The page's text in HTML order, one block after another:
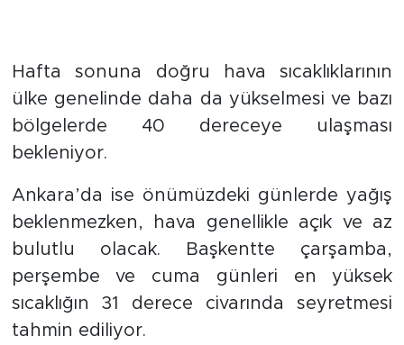
Hafta sonuna doğru hava sıcaklıklarının
ülke genelinde daha da yükselmesi ve bazı
bölgelerde 40 dereceye ulaşması
bekleniyor.
Ankara’da ise önümüzdeki günlerde yağış
beklenmezken, hava genellikle açık ve az
bulutlu olacak. Başkentte çarşamba,
perşembe ve cuma günleri en yüksek
sıcaklığın 31 derece civarında seyretmesi
tahmin ediliyor.